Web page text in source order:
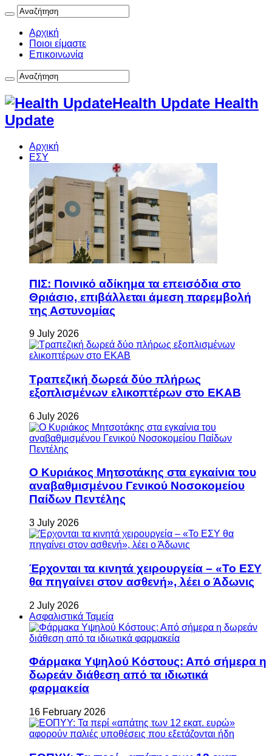
Αρχική
Ποιοι είμαστε
Επικοινωνία
Health Update Health
Update
Αρχική
ΕΣΥ
ΠΙΣ: Ποινικό αδίκημα τα επεισόδια στο
Θριάσιο, επιβάλλεται άμεση παρεμβολή
της Αστυνομίας
9 July 2026
Τραπεζική δωρεά δύο πλήρως
εξοπλισμένων ελικοπτέρων στο ΕΚΑΒ
6 July 2026
Ο Κυριάκος Μητσοτάκης στα εγκαίνια του
αναβαθμισμένου Γενικού Νοσοκομείου
Παίδων Πεντέλης
3 July 2026
Έρχονται τα κινητά χειρουργεία – «Το ΕΣΥ
θα πηγαίνει στον ασθενή», λέει ο Άδωνις
2 July 2026
Ασφαλιστικά Ταμεία
Φάρμακα Υψηλού Κόστους: Από σήμερα η
δωρεάν διάθεση από τα ιδιωτικά
φαρμακεία
16 February 2026